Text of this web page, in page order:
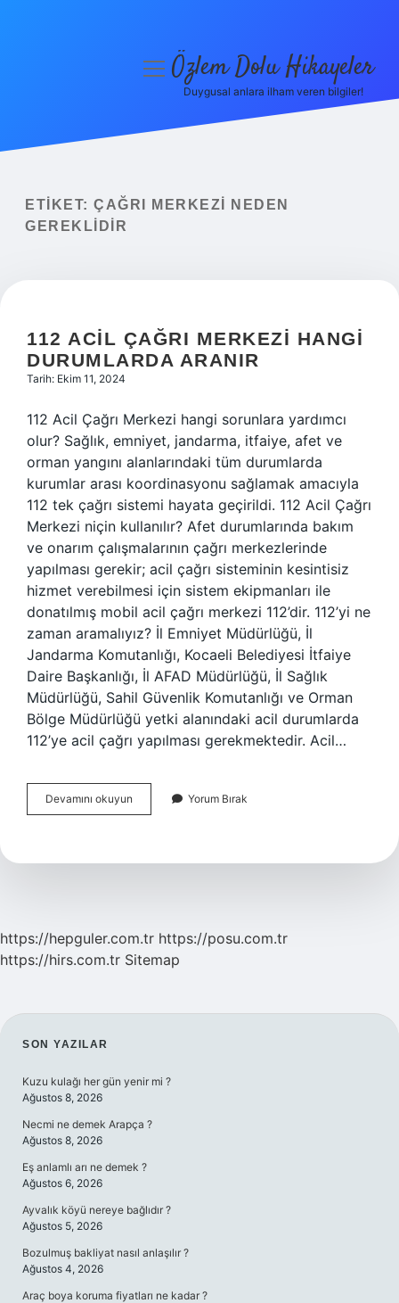
Yasal Uyarı
menüyüÖzlem Dolu Hikayeler
Duygusal anlara ilham veren bilgiler!
ETIKET: ÇAĞRI MERKEZI NEDEN
GEREKLIDIR
112 ACIL ÇAĞRI MERKEZI HANGI
DURUMLARDA ARANIR
Tarih: Ekim 11, 2024
112 Acil Çağrı Merkezi hangi sorunlara yardımcı
olur? Sağlık, emniyet, jandarma, itfaiye, afet ve
orman yangını alanlarındaki tüm durumlarda
kurumlar arası koordinasyonu sağlamak amacıyla
112 tek çağrı sistemi hayata geçirildi. 112 Acil Çağrı
Merkezi niçin kullanılır? Afet durumlarında bakım
ve onarım çalışmalarının çağrı merkezlerinde
yapılması gerekir; acil çağrı sisteminin kesintisiz
hizmet verebilmesi için sistem ekipmanları ile
donatılmış mobil acil çağrı merkezi 112’dir. 112’yi ne
zaman aramalıyız? İl Emniyet Müdürlüğü, İl
Jandarma Komutanlığı, Kocaeli Belediyesi İtfaiye
Daire Başkanlığı, İl AFAD Müdürlüğü, İl Sağlık
Müdürlüğü, Sahil Güvenlik Komutanlığı ve Orman
Bölge Müdürlüğü yetki alanındaki acil durumlarda
112’ye acil çağrı yapılması gerekmektedir. Acil…
Devamını okuyun
Acil
Hangi
Yorum Bırak
https://hepguler.com.tr https://posu.com.tr
https://hirs.com.tr Sitemap
SIDEBAR
SON YAZILAR
Kuzu kulağı her gün yenir mi ?
Ağustos 8, 2026
Necmi ne demek Arapça ?
Ağustos 8, 2026
Eş anlamlı arı ne demek ?
Ağustos 6, 2026
Ayvalık köyü nereye bağlıdır ?
Ağustos 5, 2026
Bozulmuş bakliyat nasıl anlaşılır ?
Ağustos 4, 2026
Araç boya koruma fiyatları ne kadar ?